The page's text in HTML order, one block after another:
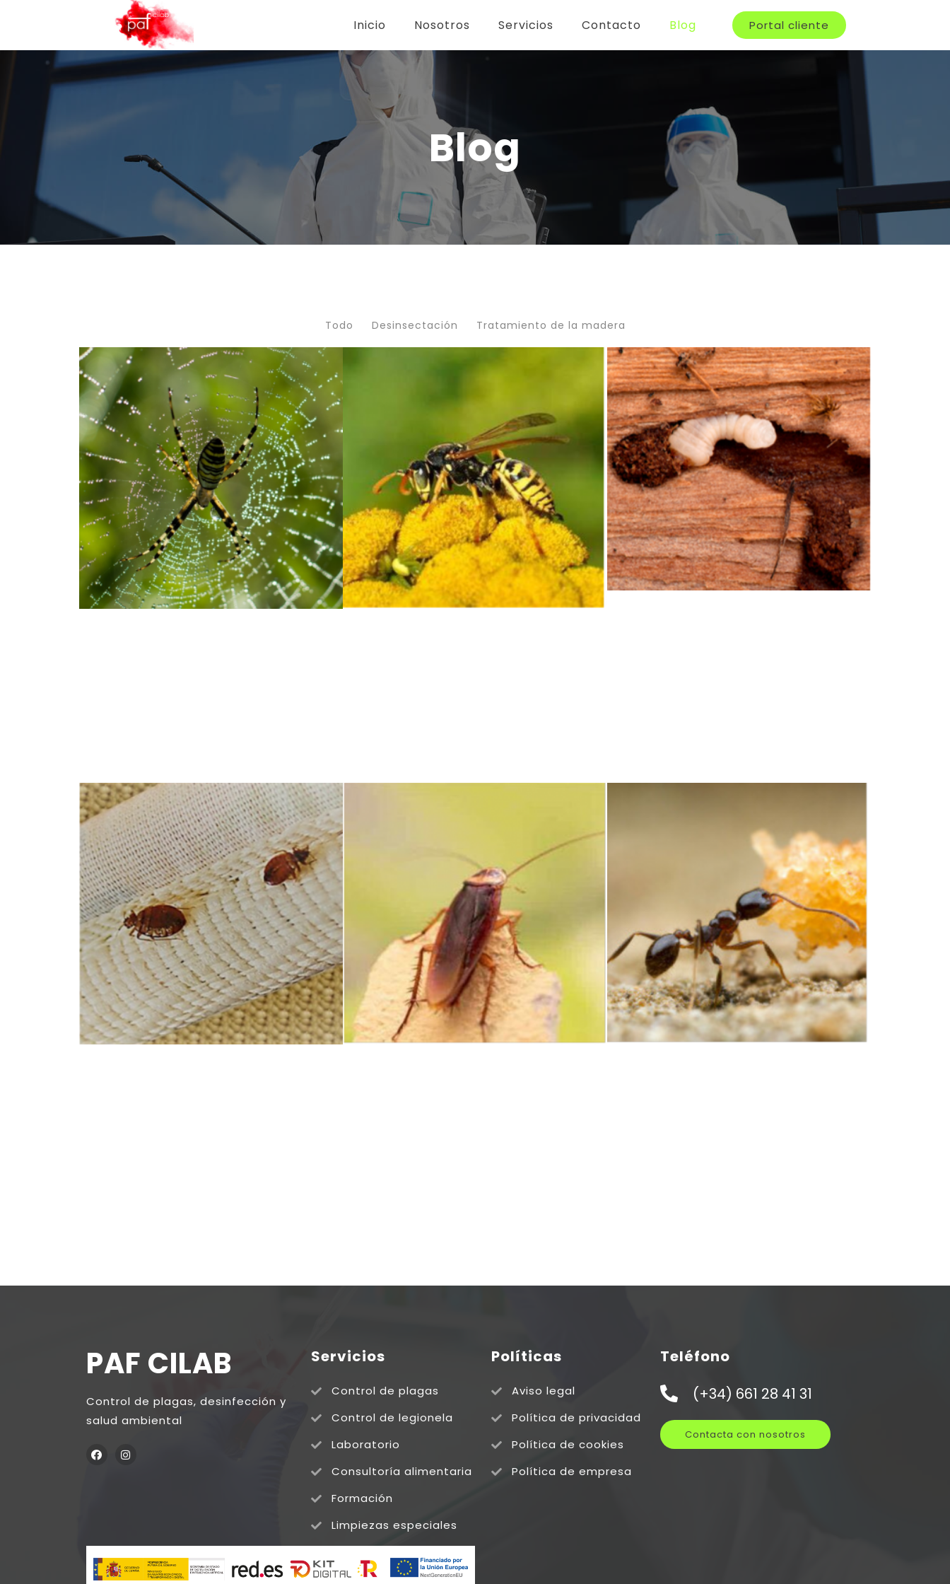
Inicio Nosotros Servicios Contacto Blog Portal cliente
Blog
Todo Desinsectación Tratamiento de la madera
PAF CILAB
Control de plagas, desinfección y
salud ambiental
Servicios
Control de plagas
Control de legionela
Laboratorio
Consultoría alimentaria
Formación
Limpiezas especiales
Políticas
Aviso legal
Política de privacidad
Política de cookies
Política de empresa
Teléfono
(+34) 661 28 41 31
Contacta con nosotros